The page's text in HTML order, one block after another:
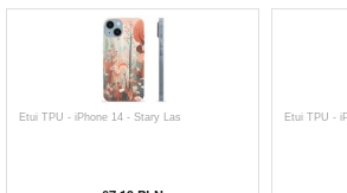
Etui TPU - iPhone 14 - Stary Las Etui TPU -